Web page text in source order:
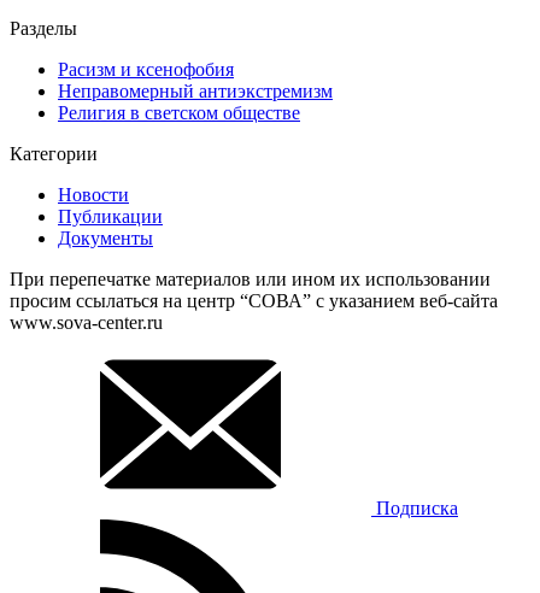
Разделы
Расизм и ксенофобия
Неправомерный антиэкстремизм
Религия в светском обществе
Категории
Новости
Публикации
Документы
При перепечатке материалов или ином их использовании
просим ссылаться на центр “СОВА” с указанием веб-сайта
www.sova-center.ru
Подписка